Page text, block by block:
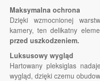
Maksymalna ochrona
Dzięki wzmocnionej
kamery, ten delikatny
przed uszkodzeniem.
Luksusowy wygląd
Hartowany pleksiglas
wygląd, dzięki czemu